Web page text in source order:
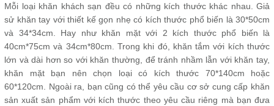
Mỗi loại khăn khách sạn đều có những kích thước khác nhau. Giả
sử khăn tay với thiết kế gọn nhẹ có kích thước phổ biến là 30*50cm
và 34*34cm. Hay như khăn mặt với 2 kích thước phổ biến là
40cm*75cm và 34cm*80cm. Trong khi đó, khăn tắm với kích thước
lớn và dài hơn so với khăn thường, để tránh nhầm lẫn với khăn tay,
khăn mặt bạn nên chọn loại có kích thước 70*140cm hoặc
60*120cm. Ngoài ra, bạn cũng có thể yêu cầu cơ sở cung cấp khăn
sản xuất sản phẩm với kích thước theo yêu cầu riêng mà bạn đưa